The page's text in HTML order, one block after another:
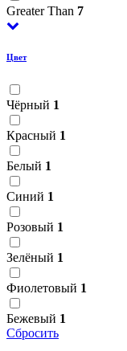
Greater Than 7
Цвет
Чёрный 1
Красный 1
Белый 1
Синий 1
Розовый 1
Зелёный 1
Фиолетовый 1
Бежевый 1
Сбросить